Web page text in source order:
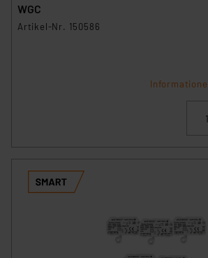
WGC
Artikel-Nr. 150586